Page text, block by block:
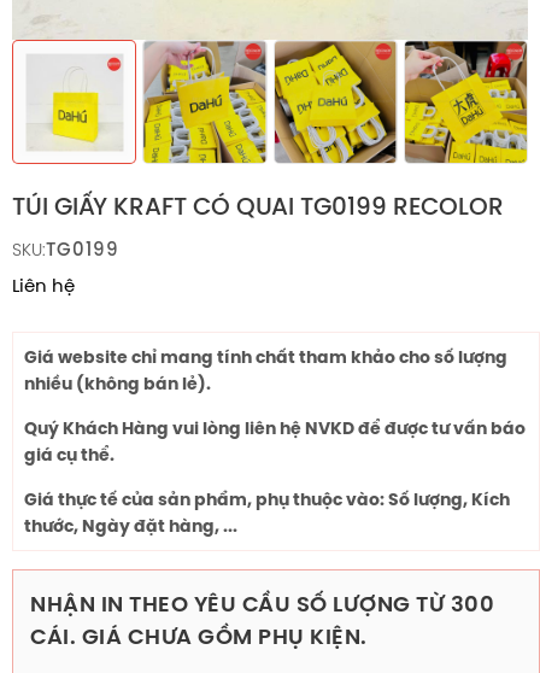
TÚI GIẤY KRAFT CÓ QUAI TG0199 RECOLOR
SKU:TG0199
Liên hệ
Giá website chỉ mang tính chất tham khảo cho số lượng
nhiều (không bán lẻ).
Quý Khách Hàng vui lòng liên hệ NVKD để được tư vấn báo
giá cụ thể.
Giá thực tế của sản phẩm, phụ thuộc vào: Số lượng, Kích
thước, Ngày đặt hàng, ...
NHẬN IN THEO YÊU CẦU SỐ LƯỢNG TỪ 300
CÁI. GIÁ CHƯA GỒM PHỤ KIỆN.